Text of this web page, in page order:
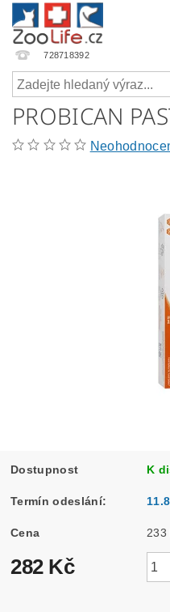
728718392
PROBICAN
Dostupnost K
Termín odeslání:
Cena
282 Kč